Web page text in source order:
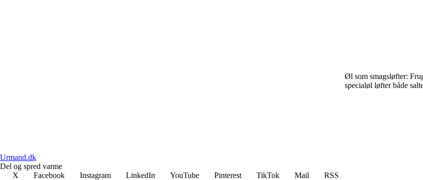
Øl som smagsløfter:
specialøl løfter både
Urmand.dk
Del og spred varme
X
Facebook Instagram LinkedIn YouTube Pinterest TikTok Mail
RSS